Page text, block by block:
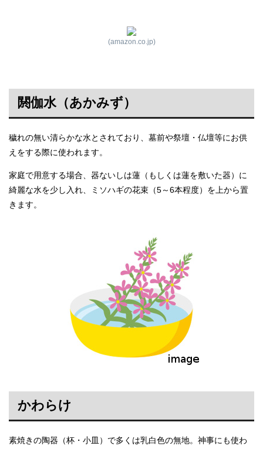
(amazon.co.jp)
閼伽水（あかみず）
穢れの無い清らかな水とされており、墓前や祭壇・仏壇等にお供
えをする際に使われます。
家庭で用意する場合、器ないしは蓮（もしくは蓮を敷いた器）に
綺麗な水を少し入れ、ミソハギの花束（5～6本程度）を上から置
きます。
かわらけ
素焼きの陶器（杯・小皿）で多くは乳白色の無地。神事にも使わ